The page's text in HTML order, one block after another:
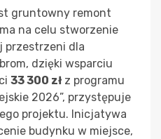
gruntowny remont
na celu stworzenie
przestrzeni dla
dzięki wsparciu
33 300 zł z programu
2026”, przystępuje
projektu. Inicjatywa
budynku w miejsce,